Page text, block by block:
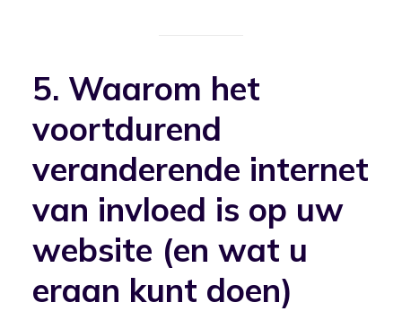
5. Waarom het
voortdurend
veranderende internet
van invloed is op uw
website (en wat u
eraan kunt doen)